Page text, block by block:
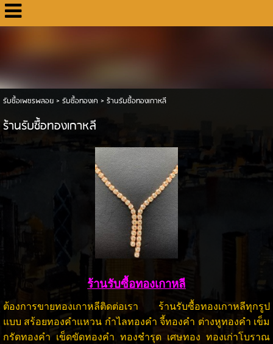
รับซื้อเพชรพลอย> รับซื้อทองเค > ร้านรับซื้อทองเกาหลี
ร้านรับซื้อทองเกาหลี
ร้านรับซื้อทองเกาหลี
ต้องการขายทองเกาหลีติดต่อเรา ร้านรับซื้อทองเกาหลีทุกรูป
แบบ สร้อยทองคำแหวน กำไลทองคำ จี้ทองคำ ต่างหูทองคำ เข็ม
กรัดทองคำ เข็ดขัดทองคำ ทองชำรุด เศษทอง ทองเก่าโบราณ